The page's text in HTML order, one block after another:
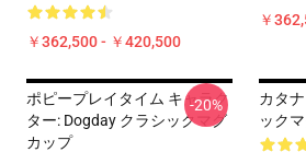
￥362,500 - ￥420,500
￥
ポピープレイタイム キャラク
ター: Dogday クラシックマグ
カップ
-20%
カタ
ック